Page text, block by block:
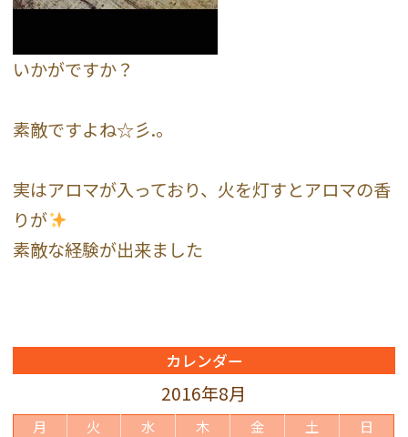
いかがですか？
素敵ですよね☆彡.。
実はアロマが入っており、火を灯すとアロマの香
りが
素敵な経験が出来ました
カレンダー
2016年8月
月 火 水 木 金 土 日